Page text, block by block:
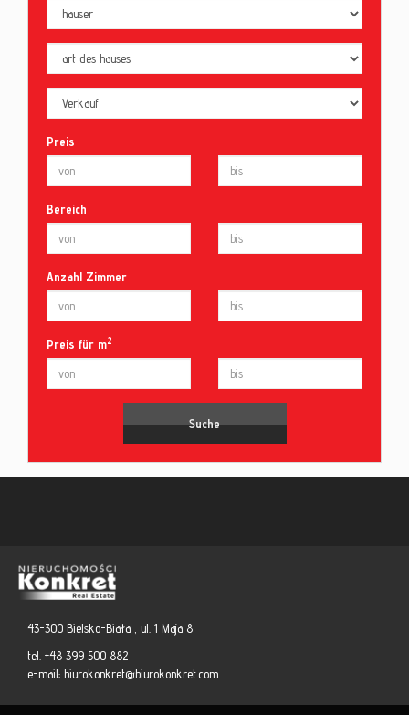
Preis
Bereich
Anzahl Zimmer
Preis für m2
43-300 Bielsko-Biała , ul. 1 Maja 8
tel. +48 399 500 882
e-mail: biurokonkret@biurokonkret.com